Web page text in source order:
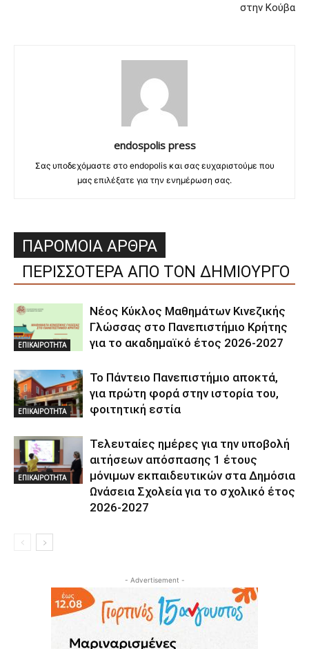
στην Κούβα
endospolis press
Σας υποδεχόμαστε στο endopolis και σας ευχαριστούμε που
μας επιλέξατε για την ενημέρωση σας.
ΠΑΡΟΜΟΙΑ ΑΡΘΡΑ
ΠΕΡΙΣΣΟΤΕΡΑ ΑΠΟ ΤΟΝ ΔΗΜΙΟΥΡΓΟ
ΕΠΙΚΑΙΡΟΤΗΤΑ
Νέος Κύκλος Μαθημάτων Κινεζικής
Γλώσσας στο Πανεπιστήμιο Κρήτης
για το ακαδημαϊκό έτος 2026-2027
ΕΠΙΚΑΙΡΟΤΗΤΑ
Το Πάντειο Πανεπιστήμιο αποκτά,
για πρώτη φορά στην ιστορία του,
φοιτητική εστία
ΕΠΙΚΑΙΡΟΤΗΤΑ
Τελευταίες ημέρες για την υποβολή
αιτήσεων απόσπασης 1 έτους
μόνιμων εκπαιδευτικών στα Δημόσια
Ωνάσεια Σχολεία για το σχολικό έτος
2026-2027
- Advertisement -